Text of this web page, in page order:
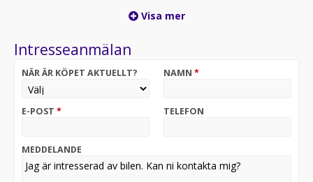
upp till 100.000 kr, Registreringsavgift på 795kr
ring Kba Bildepå Säljare 072-8403655, Vi tar även din bil
Vill du sälja ditt fordon?
Starta med att göra en kostnadsfri värdering via mail.
inköpsvärde.
Tre enkla steg
-Regnr:
Visa mer
Intresseanmälan
NÄR ÄR KÖPET AKTUELLT? NAMN *
E-POST * TELEFON
MEDDELANDE